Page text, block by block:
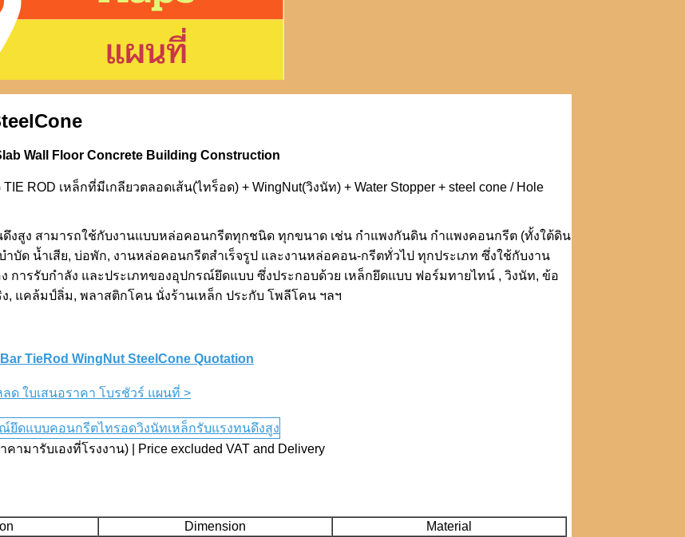
Wall Floor Concrete Building Construction
ROD เหล็กที่มีเกลียวตลอดเส้น(ไทร็อด) + WingNut(วิงนัท) + Water Stopper + steel cone / Hole
ง สามารถใช้กับงานแบบหล่อคอนกรีตทุกชนิด ทุกขนาด เช่น กำแพงกันดิน กำแพงคอนกรีต (ทั้งใต้ดิน
บัด น้ำเสีย, บ่อพัก, งานหล่อคอนกรีตสำเร็จรูป และงานหล่อคอน-กรีตทั่วไป ทุกประเภท ซึ่งใช้กับงาน
รรับกำลัง และประเภทของอุปกรณ์ยึดแบบ ซึ่งประกอบด้วย เหล็กยึดแบบ ฟอร์มทายไทน์ , วิงนัท, ข้อ
แคล้มป์ลิ่ม, พลาสติกโคน นั่งร้านเหล็ก ประกับ โพลีโคน ฯลฯ
TieRod WingNut SteelCone Quotation
ใบเสนอราคา โบรชัวร์ แผนที่ >
มารับเองที่โรงงาน) | Price excluded VAT and Delivery
Dimension
Material